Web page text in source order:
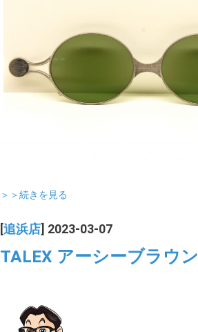
＞＞続きを見る
[追浜店] 2023-03-07
TALEX アーシーブラウン